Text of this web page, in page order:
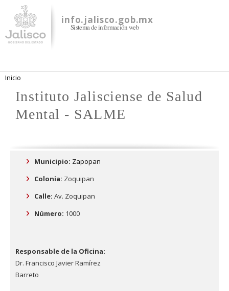
contenido
principal
info.jalisco.gob.mx
Sistema de información web
Se encuentra usted aquí
Inicio
Instituto Jalisciense de Salud
Mental - SALME
Municipio: Zapopan
Colonia: Zoquipan
Calle: Av. Zoquipan
Número: 1000
Responsable de la Oficina:
Dr. Francisco Javier Ramírez
Barreto